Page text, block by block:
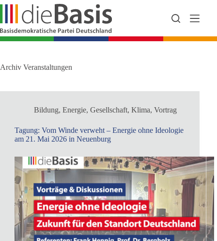
Zum
springen
Archiv Veranstaltungen
Bildung, Energie, Gesellschaft, Klima, Vortrag
Tagung: Vom Winde verweht – Energie ohne Ideologie
am 21. Mai 2026 in Neuenburg